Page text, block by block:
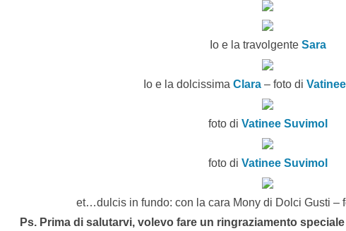
Io e la travolgente Sara
Io e la dolcissima Clara– foto di
foto di Vatinee Suvimol
foto di Vatinee Suvimol
et…dulcis in fundo: con la cara Mony di Dolci Gusti –
Ps. Prima di salutarvi, volevo fare un ringraziamento